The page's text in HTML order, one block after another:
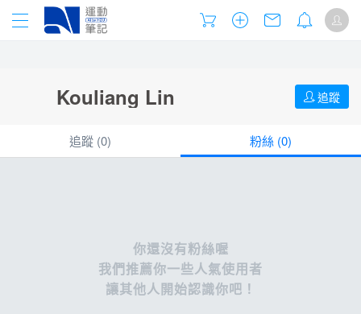
Kouliang Lin 追蹤
追蹤 (0) 粉絲 (0)
你還沒有粉絲喔
我們推薦你一些人氣使用者
讓其他人開始認識你吧！